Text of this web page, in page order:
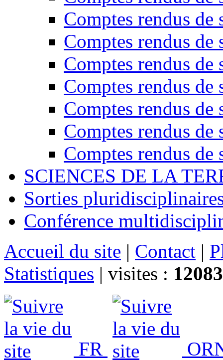
Comptes rendus de
Comptes rendus de
Comptes rendus de
Comptes rendus de
Comptes rendus de
Comptes rendus de
Comptes rendus de
SCIENCES DE LA
Sorties
Conférence
Accueil du site | Contact |
Statistiques | visites :
FR